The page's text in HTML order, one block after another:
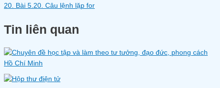
20. Bài 5.20. Câu lệnh lặp for
Tin liên quan